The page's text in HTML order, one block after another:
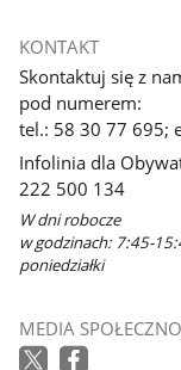
KONTAKT
Skontaktuj się z
pod numerem:
tel.: 58 30 77 695;
Infolinia dla
222 500 134
W dni robocze
w godzinach: 7:45-
poniedziałki
MEDIA